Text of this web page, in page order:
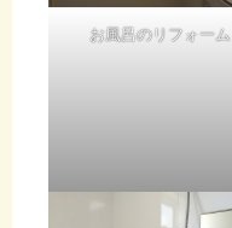
お風呂のリフォーム